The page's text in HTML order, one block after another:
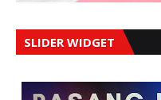
SLIDER WIDGET